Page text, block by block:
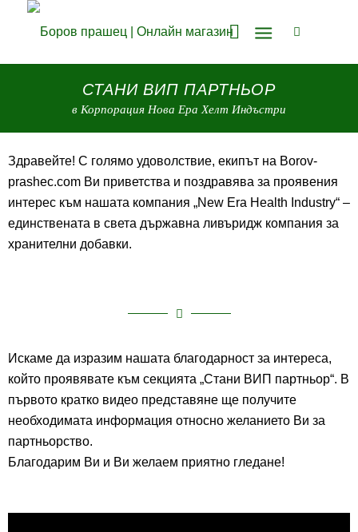
СТАНИ ВИП ПАРТНЬОР
в Корпорация Нова Ера Хелт Индъстри
Здравейте! С голямо удоволствие, екипът на Borov-
prashec.com Ви приветства и поздравява за проявения
интерес към нашата компания „New Era Health Industry“ –
единствената в света държавна ливъридж компания за
хранителни добавки.
Искаме да изразим нашата благодарност за интереса,
който проявявате към секцията „Стани ВИП партньор“. В
първото кратко видео представяне ще получите
необходимата информация относно желанието Ви за
партньорство.
Благодарим Ви и Ви желаем приятно гледане!